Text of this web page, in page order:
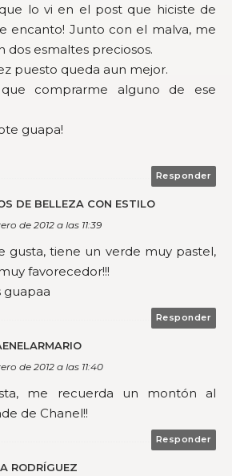
lo vi en el post que hiciste de
encanto! Junto con el malva, me
dos esmaltes preciosos.
puesto queda aun mejor.
comprarme alguno de ese
guapa!
Responder
DE BELLEZA CON ESTILO
de 2012 a las 11:39
gusta, tiene un verde muy pastel,
favorecedor!!!
guapaa
Responder
de 2012 a las 11:40
me recuerda un montón al
de Chanel!!
Responder
RODRÍGUEZ